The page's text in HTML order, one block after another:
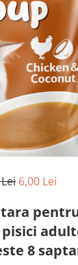
6,00 Lei
8